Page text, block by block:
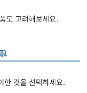
도 고려해보세요.
한 것을 선택하세요.